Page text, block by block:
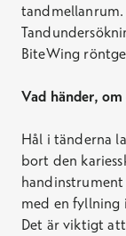
BiteWing
Vad händer,
Hål i tänderna
bort den
handinstrument
med en fyllning
Det är viktigt